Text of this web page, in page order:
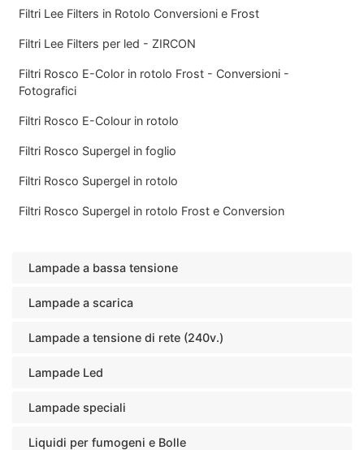
Filtri Lee Filters in Rotolo Conversioni e Frost
Filtri Lee Filters per led - ZIRCON
Filtri Rosco E-Color in rotolo Frost - Conversioni -
Fotografici
Filtri Rosco E-Colour in rotolo
Filtri Rosco Supergel in foglio
Filtri Rosco Supergel in rotolo
Filtri Rosco Supergel in rotolo Frost e Conversion
Lampade a bassa tensione
Lampade a scarica
Lampade a tensione di rete (240v.)
Lampade Led
Lampade speciali
Liquidi per fumogeni e Bolle